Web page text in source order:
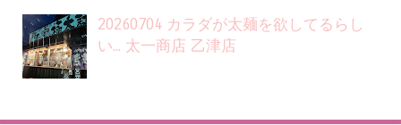
20260704 カラダが太麺を欲してるらし
い... 太一商店 乙津店